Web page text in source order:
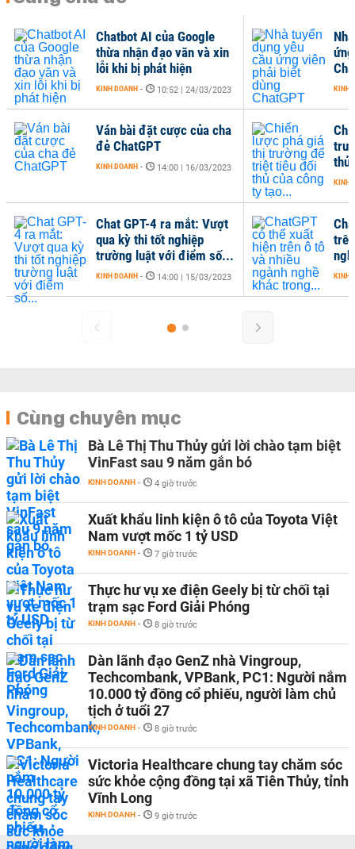
Chatbot AI của Google
thừa nhận đạo văn và xin
lỗi khi bị phát hiện
KINH DOANH - 10:52 | 24/03/2023
Ván bài đặt cược của cha
đẻ ChatGPT
KINH DOANH - 14:00 | 16/03/2023
Chat GPT-4 ra mắt: Vượt
qua kỳ thi tốt nghiệp
trường luật với điểm số...
KINH DOANH - 14:00 | 15/03/2023
KINH
thủ
KINH
KINH
Cùng chuyên mục
Bà Lê Thị Thu Thủy gửi lời chào tạm biệt
VinFast sau 9 năm gắn bó
KINH DOANH - 4 giờ trước
Xuất khẩu linh kiện ô tô của Toyota Việt
Nam vượt mốc 1 tỷ USD
KINH DOANH - 7 giờ trước
Thực hư vụ xe điện Geely bị từ chối tại
trạm sạc Ford Giải Phóng
KINH DOANH - 8 giờ trước
Dàn lãnh đạo GenZ nhà Vingroup,
Techcombank, VPBank, PC1: Người nắm
10.000 tỷ đồng cổ phiếu, người làm chủ
tịch ở tuổi 27
KINH DOANH - 8 giờ trước
Victoria Healthcare chung tay chăm sóc
sức khỏe cộng đồng tại xã Tiên Thủy, tỉnh
Vĩnh Long
KINH DOANH - 9 giờ trước